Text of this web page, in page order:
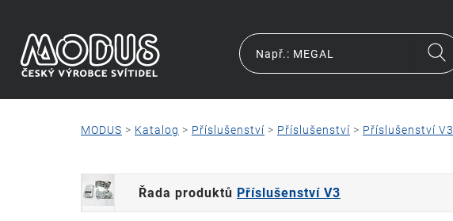
MODUS > Katalog > Příslušenství > Příslušenství > Příslušenství V3
Řada produktů Příslušenství V3